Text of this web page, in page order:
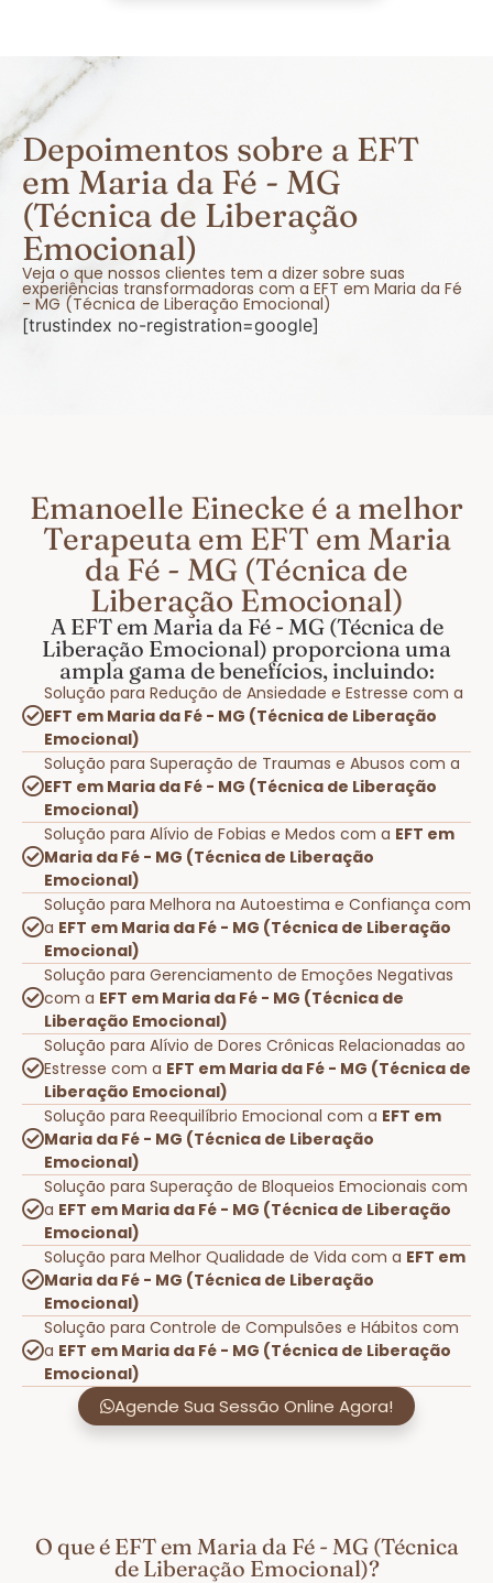
Depoimentos sobre a EFT
em Maria da Fé - MG
(Técnica de Liberação
Emocional)
Veja o que nossos clientes tem a dizer sobre suas
experiências transformadoras com a EFT em Maria da Fé
- MG (Técnica de Liberação Emocional)
[trustindex no-registration=google]
Emanoelle Einecke é a melhor
Terapeuta em EFT em Maria
da Fé - MG (Técnica de
Liberação Emocional)
A EFT em Maria da Fé - MG (Técnica de
Liberação Emocional) proporciona uma
ampla gama de benefícios, incluindo:
Solução para Redução de Ansiedade e Estresse com a
EFT em Maria da Fé - MG (Técnica de Liberação
Emocional)
Solução para Superação de Traumas e Abusos com a
EFT em Maria da Fé - MG (Técnica de Liberação
Emocional)
Solução para Alívio de Fobias e Medos com a EFT em
Maria da Fé - MG (Técnica de Liberação
Emocional)
Solução para Melhora na Autoestima e Confiança com
a EFT em Maria da Fé - MG (Técnica de Liberação
Emocional)
Solução para Gerenciamento de Emoções Negativas
com a EFT em Maria da Fé - MG (Técnica de
Liberação Emocional)
Solução para Alívio de Dores Crônicas Relacionadas ao
Estresse com a EFT em Maria da Fé - MG (Técnica de
Liberação Emocional)
Solução para Reequilíbrio Emocional com a EFT em
Maria da Fé - MG (Técnica de Liberação
Emocional)
Solução para Superação de Bloqueios Emocionais com
a EFT em Maria da Fé - MG (Técnica de Liberação
Emocional)
Solução para Melhor Qualidade de Vida com a EFT em
Maria da Fé - MG (Técnica de Liberação
Emocional)
Solução para Controle de Compulsões e Hábitos com
a EFT em Maria da Fé - MG (Técnica de Liberação
Emocional)
Agende Sua Sessão Online Agora!
O que é EFT em Maria da Fé - MG (Técnica
de Liberação Emocional)?